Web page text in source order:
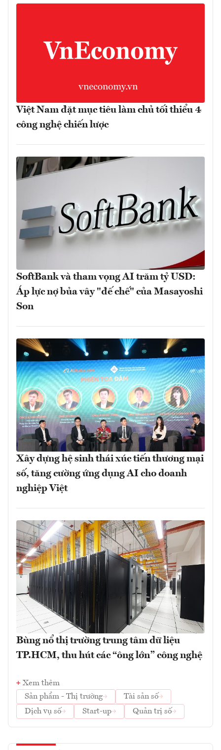
Việt Nam đặt mục tiêu làm chủ tối thiểu 4
công nghệ chiến lược
SoftBank và tham vọng AI trăm tỷ USD:
Áp lực nợ bủa vây "đế chế" của Masayoshi
Son
Xây dựng hệ sinh thái xúc tiến thương mại
số, tăng cường ứng dụng AI cho doanh
nghiệp Việt
Bùng nổ thị trường trung tâm dữ liệu
TP.HCM, thu hút các “ông lớn” công nghệ
Xem thêm
Sản phẩm - Thị trường
Tài sản số
Dịch vụ số
Start-up Quản trị số